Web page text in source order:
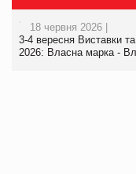
18 червня 2026 |
3-4 вересня Виставки
2026: Власна марка -